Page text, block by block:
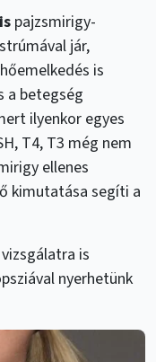
pajzsmirigy-
jár,
is
a betegség
ilyenkor egyes
T4, T3 még nem
ellenes
kimutatása segíti a
is
nyerhetünk